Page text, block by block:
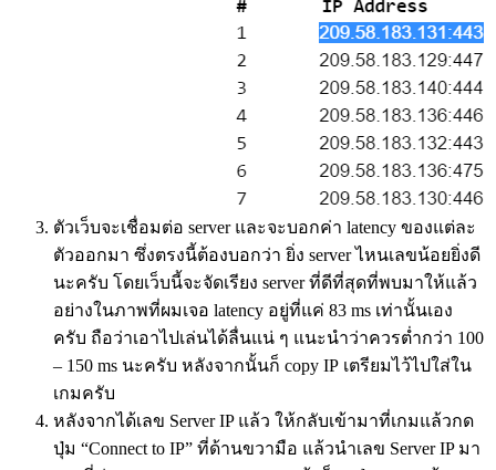
ตัวเว็บจะเชื่อมต่อ server และจะบอกค่า latency ของแต่ละ
ตัวออกมา ซึ่งตรงนี้ต้องบอกว่า ยิ่ง server ไหนเลขน้อยยิ่งดี
นะครับ โดยเว็บนี้จะจัดเรียง server ที่ดีที่สุดที่พบมาให้แล้ว
อย่างในภาพที่ผมเจอ latency อยู่ที่แค่ 83 ms เท่านั้นเอง
ครับ ถือว่าเอาไปเล่นได้ลื่นแน่ ๆ แนะนำว่าควรต่ำกว่า 100
– 150 ms นะครับ หลังจากนั้นก็ copy IP เตรียมไว้ไปใส่ใน
เกมครับ
หลังจากได้เลข Server IP แล้ว ให้กลับเข้ามาที่เกมแล้วกด
ปุ่ม “Connect to IP” ที่ด้านขวามือ แล้วนำเลข Server IP มา